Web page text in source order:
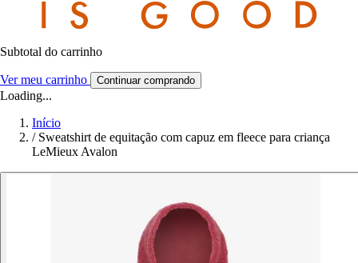
Subtotal do carrinho
Ver meu carrinho Continuar comprando
Loading...
Início
/ Sweatshirt de equitação com capuz em fleece para criança
LeMieux Avalon